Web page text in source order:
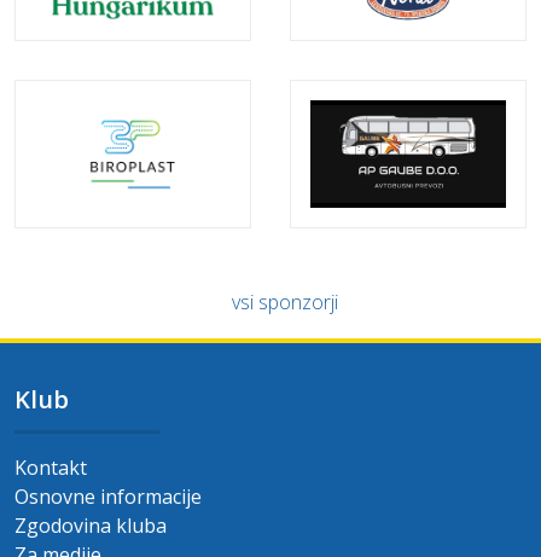
vsi sponzorji
Klub
Kontakt
Osnovne informacije
Zgodovina kluba